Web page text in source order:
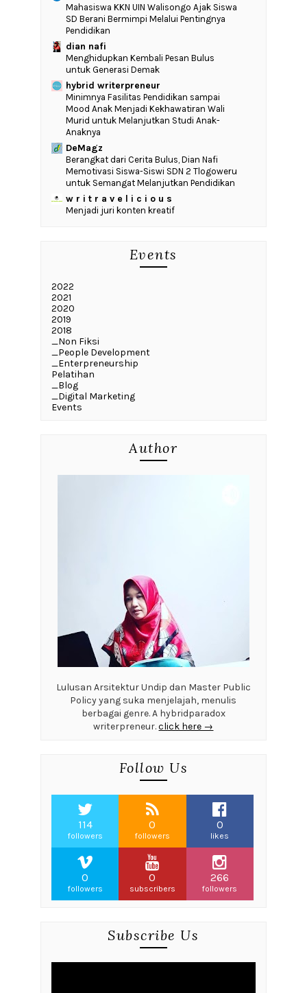
Mahasiswa KKN UIN Walisongo Ajak Siswa
SD Berani Bermimpi Melalui Pentingnya
Pendidikan
dian nafi
Menghidupkan Kembali Pesan Bulus
untuk Generasi Demak
hybrid writerpreneur
‎Minimnya Fasilitas Pendidikan sampai
Mood Anak Menjadi Kekhawatiran Wali
Murid untuk Melanjutkan Studi Anak-
Anaknya
DeMagz
‎Berangkat dari Cerita Bulus, Dian Nafi
Memotivasi Siswa-Siswi SDN 2 Tlogoweru
untuk Semangat Melanjutkan Pendidikan
w r i t r a v e l i c i o u s
Menjadi juri konten kreatif
Events
2022
2021
2020
2019
2018
_Non Fiksi
_People Development
_Enterpreneurship
Pelatihan
_Blog
_Digital Marketing
Events
Author
Lulusan Arsitektur Undip dan Master Public
Policy yang suka menjelajah, menulis
berbagai genre. A hybridparadox
writerpreneur.click here →
Follow Us
114
followers
0
followers
0
likes
0
followers
0
subscribers
266
followers
Subscribe Us